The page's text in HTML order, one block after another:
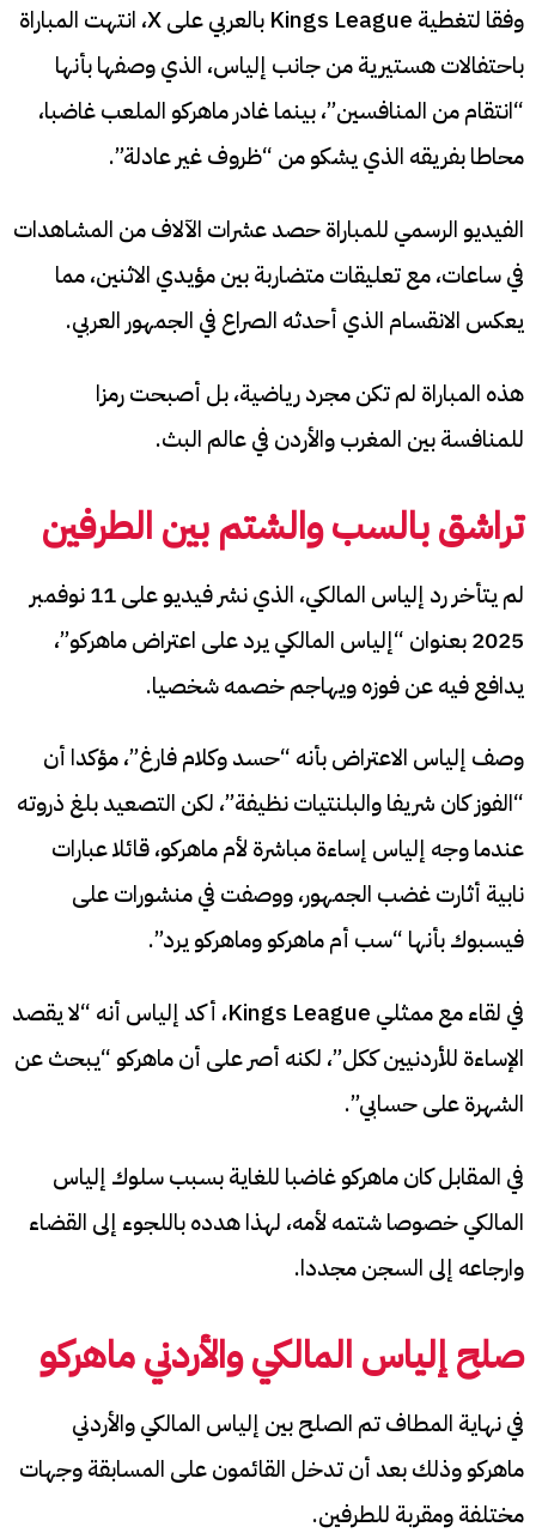
وفقا لتغطية Kings League بالعربي على X، انتهت المباراة
باحتفالات هستيرية من جانب إلياس، الذي وصفها بأنها
“انتقام من المنافسين”، بينما غادر ماهركو الملعب غاضبا،
محاطا بفريقه الذي يشكو من “ظروف غير عادلة”.
الفيديو الرسمي للمباراة حصد عشرات الآلاف من المشاهدات
في ساعات، مع تعليقات متضاربة بين مؤيدي الاثنين، مما
يعكس الانقسام الذي أحدثه الصراع في الجمهور العربي.
هذه المباراة لم تكن مجرد رياضية، بل أصبحت رمزا
للمنافسة بين المغرب والأردن في عالم البث.
تراشق بالسب والشتم بين الطرفين
لم يتأخر رد إلياس المالكي، الذي نشر فيديو على 11 نوفمبر
2025 بعنوان “إلياس المالكي يرد على اعتراض ماهركو”،
يدافع فيه عن فوزه ويهاجم خصمه شخصيا.
وصف إلياس الاعتراض بأنه “حسد وكلام فارغ”، مؤكدا أن
“الفوز كان شريفا والبلنتيات نظيفة”، لكن التصعيد بلغ ذروته
عندما وجه إلياس إساءة مباشرة لأم ماهركو، قائلا عبارات
نابية أثارت غضب الجمهور، ووصفت في منشورات على
فيسبوك بأنها “سب أم ماهركو وماهركو يرد”.
في لقاء مع ممثلي Kings League، أكد إلياس أنه “لا يقصد
الإساءة للأردنيين ككل”، لكنه أصر على أن ماهركو “يبحث عن
الشهرة على حسابي”.
في المقابل كان ماهركو غاضبا للغاية بسبب سلوك إلياس
المالكي خصوصا شتمه لأمه، لهذا هدده باللجوء إلى القضاء
وارجاعه إلى السجن مجددا.
صلح إلياس المالكي والأردني ماهركو
في نهاية المطاف تم الصلح بين إلياس المالكي والأردني
ماهركو وذلك بعد أن تدخل القائمون على المسابقة وجهات
مختلفة ومقربة للطرفين.